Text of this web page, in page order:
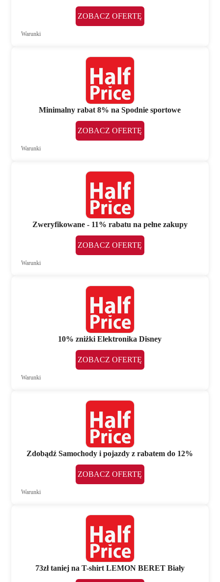
ZOBACZ OFERTĘ
Warunki
Minimalny rabat 8% na Spodnie sportowe
ZOBACZ OFERTĘ
Warunki
Zweryfikowane - 11% rabatu na pełne zakupy
ZOBACZ OFERTĘ
Warunki
10% zniżki Elektronika Disney
ZOBACZ OFERTĘ
Warunki
Zdobądź Samochody i pojazdy z rabatem do 12%
ZOBACZ OFERTĘ
Warunki
73zł taniej na T-shirt LEMON BERET Biały